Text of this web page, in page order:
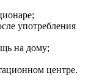
употребления
на дому;
центре.